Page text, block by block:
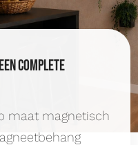
complete
maat magnetisch